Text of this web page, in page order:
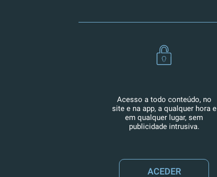
Acesso a todo conteúdo, no
site e na app, a qualquer hora e
em qualquer lugar, sem
publicidade intrusiva.
ACEDER